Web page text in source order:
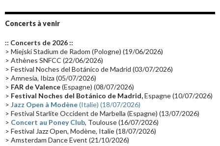
Groupe de Recherche Musicale
Passages radio Vidéo Jarrecast (16) Synthé 80's
Les concerts en Chine(16) Cinéma
Synthé Roland(15) Belgique(15)
(14) Astronomie (14)
Tournée 2025(14) 2024(14) Chine(13)
Concerts à venir
:: Concerts de 2026 ::
> Miejski Stadium de Radom (Pologne) (19/06/2026)
> Athènes SNFCC (22/06/2026)
> Festival Noches del Botánico de Madrid (03/07/2026)
> Amnesia, Ibiza (05/07/2026)
> FAR de Valence(Espagne) (08/07/2026)
> Festival Noches del Botánico de Madrid,Espagne (10/07/2026)
> Jazz Open à Modène(Italie) (18/07/2026)
> Festival Starlite Occident de Marbella (Espagne) (13/07/2026)
> Concert au Poney Club, Toulouse (16/07/2026)
> Festival Jazz Open, Modène, Italie (18/07/2026)
> Amsterdam Dance Event (21/10/2026)